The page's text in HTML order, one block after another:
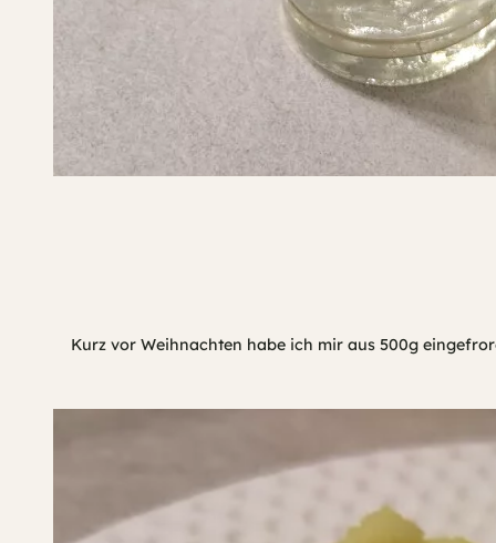
Kurz vor Weihnachten habe ich mir aus 500g